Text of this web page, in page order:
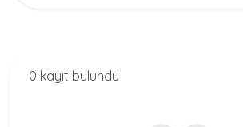
0 kayıt bulundu